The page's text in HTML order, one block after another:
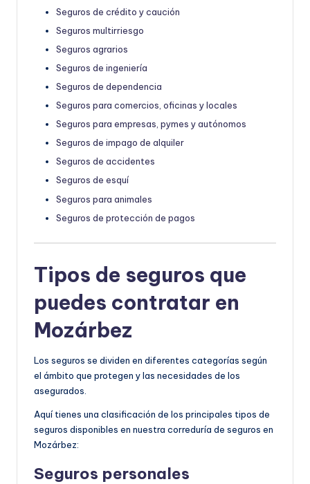
Seguros de crédito y caución
Seguros multirriesgo
Seguros agrarios
Seguros de ingeniería
Seguros de dependencia
Seguros para comercios, oficinas y locales
Seguros para empresas, pymes y autónomos
Seguros de impago de alquiler
Seguros de accidentes
Seguros de esquí
Seguros para animales
Seguros de protección de pagos
Tipos de seguros que
puedes contratar en
Mozárbez
Los seguros se dividen en diferentes categorías según
el ámbito que protegen y las necesidades de los
asegurados.
Aquí tienes una clasificación de los principales tipos de
seguros disponibles en nuestra correduría de seguros en
Mozárbez:
Seguros personales